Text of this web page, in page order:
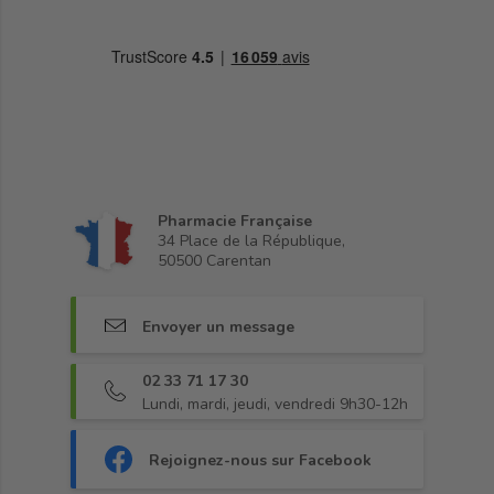
Pharmacie Française
34 Place de la République,
50500 Carentan
Envoyer un message
02 33 71 17 30
Lundi, mardi, jeudi, vendredi 9h30-12h
Rejoignez-nous sur Facebook